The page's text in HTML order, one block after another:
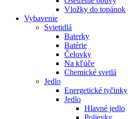
Vložky do topánok
Vybavenie
Svietidlá
Baterky
Batérie
Čelovky
Na kľúče
Chemické svetlá
Jedlo
Energetické tyčinky
Jedlo
Hlavné jedlo
Polievky